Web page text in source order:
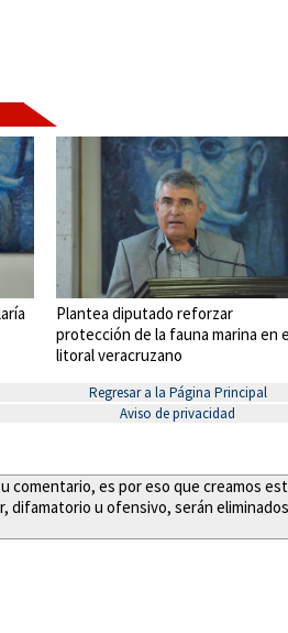
Plantea diputado reforzar
protección de la fauna marina en
litoral veracruzano
Regresar a la Página Principal
Aviso de privacidad
comentario, es por eso que creamos
difamatorio u ofensivo, serán